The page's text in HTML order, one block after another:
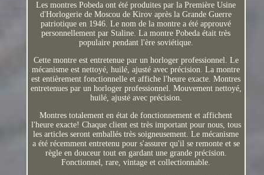
Les montres Pobeda ont été produites par la Première Usine
d'Horlogerie de Moscou de Kirov après la Grande Guerre
patriotique en 1946. Le nom de la montre a été approuvé
personnellement par Staline. La montre Pobeda était très
populaire pendant l'ère soviétique.
Cette montre est entretenue par un horloger professionnel. Le
mécanisme est nettoyé, huilé, ajusté avec précision. La montre
est entièrement fonctionnelle et affiche l'heure exacte. Montres
entretenues par un horloger professionnel. Mouvement nettoyé,
huilé, ajusté avec précision.
Montres totalement en état de fonctionnement et affichent
l'heure exacte! Chaque client est très important pour nous, tous
les articles seront emballés très soigneusement. Le mécanisme
a été récemment entretenu pour s'assurer qu'il se remonte et se
règle en douceur tout en gardant une grande précision.
Fonctionnel, rare, vintage et collectionnable.